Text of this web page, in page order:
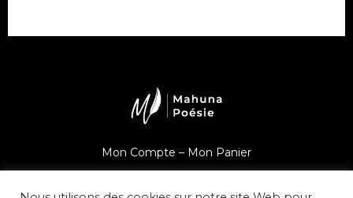
Mon Compte – Mon Panier